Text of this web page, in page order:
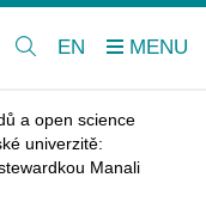
EN
a open science
univerzitě:
Manali